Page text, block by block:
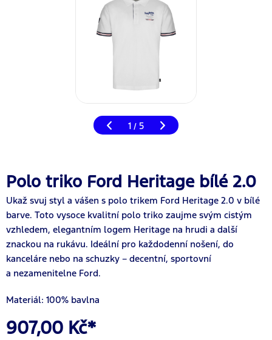
1 / 5
Polo triko Ford Heritage bílé 2.0
Ukaž svuj styl a vášen s polo trikem Ford Heritage 2.0 v bílé
barve. Toto vysoce kvalitní polo triko zaujme svým cistým
vzhledem, elegantním logem Heritage na hrudi a další
znackou na rukávu. Ideální pro každodenní nošení, do
kanceláre nebo na schuzky – decentní, sportovní
a nezamenitelne Ford.
Materiál: 100% bavlna
907,00 Kč*